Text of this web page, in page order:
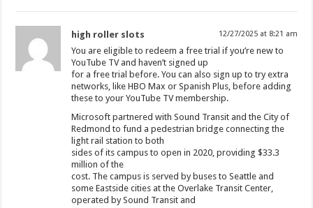
high roller slots 12/27/2025 at 8:21 am
You are eligible to redeem a free trial if you’re new to
YouTube TV and haven’t signed up
for a free trial before. You can also sign up to try extra
networks, like HBO Max or Spanish Plus, before adding
these to your YouTube TV membership.
Microsoft partnered with Sound Transit and the City of
Redmond to fund a pedestrian bridge connecting the
light rail station to both
sides of its campus to open in 2020, providing $33.3
million of the
cost. The campus is served by buses to Seattle and
some Eastside cities at the Overlake Transit Center,
operated by Sound Transit and